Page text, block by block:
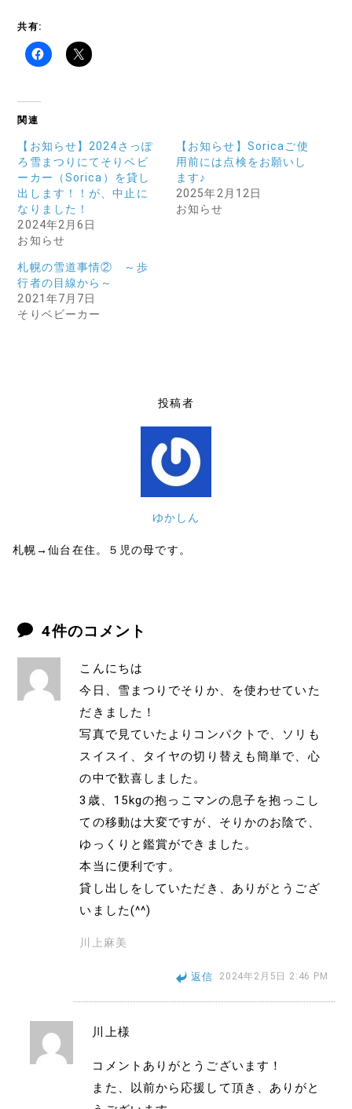
共有:
関連
【お知らせ】2024さっぽ
ろ雪まつりにてそりベビ
ーカー（Sorica）を貸し
出します！！が、中止に
なりました！
2024年2月6日
お知らせ
【お知らせ】Soricaご使
用前には点検をお願いし
ます♪
2025年2月12日
お知らせ
札幌の雪道事情② ～歩
行者の目線から～
2021年7月7日
そりベビーカー
投稿者
ゆかしん
札幌→仙台在住。５児の母です。
4件のコメント
こんにちは
今日、雪まつりでそりか、を使わせていた
だきました！
写真で見ていたよりコンパクトで、ソリも
スイスイ、タイヤの切り替えも簡単で、心
の中で歓喜しました。
3歳、15kgの抱っこマンの息子を抱っこし
ての移動は大変ですが、そりかのお陰で、
ゆっくりと鑑賞ができました。
本当に便利です。
貸し出しをしていただき、ありがとうござ
いました(^^)
川上麻美
返信 2024年2月5日 2:46 PM
川上様
コメントありがとうございます！
また、以前から応援して頂き、ありがと